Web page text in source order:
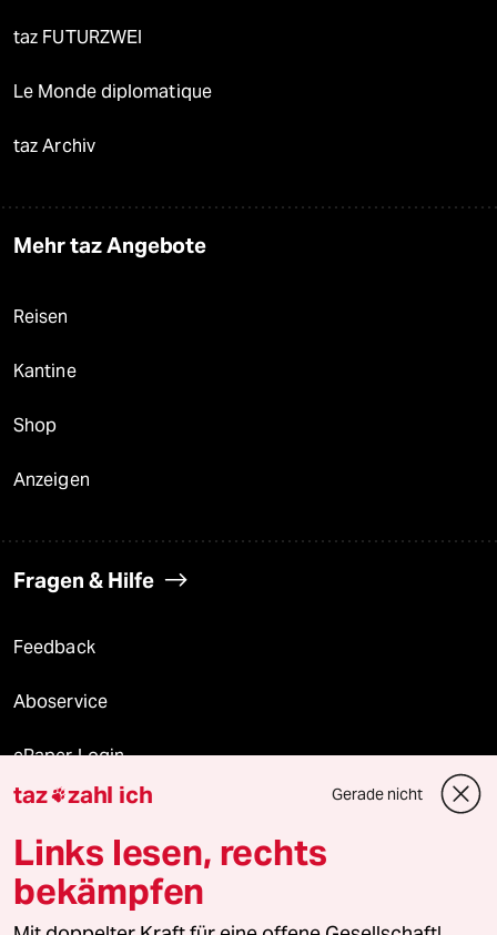
taz FUTURZWEI
Le Monde diplomatique
taz Archiv
Mehr taz Angebote
Reisen
Kantine
Shop
Anzeigen
Fragen & Hilfe
Feedback
Aboservice
ePaper Login
Downloads für Abonnierende
© 2026 taz Verlags und Vertriebs GmbH
taz zahl ich Gerade nicht
Links lesen, rechts
bekämpfen